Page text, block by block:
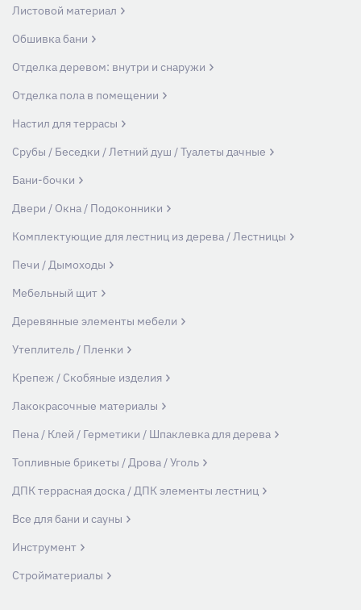
Листовой материал
Обшивка бани
Отделка деревом: внутри и снаружи
Отделка пола в помещении
Настил для террасы
Срубы / Беседки / Летний душ / Туалеты дачные
Бани-бочки
Двери / Окна / Подоконники
Комплектующие для лестниц из дерева / Лестницы
Печи / Дымоходы
Мебельный щит
Деревянные элементы мебели
Утеплитель / Пленки
Крепеж / Скобяные изделия
Лакокрасочные материалы
Пена / Клей / Герметики / Шпаклевка для дерева
Топливные брикеты / Дрова / Уголь
ДПК террасная доска / ДПК элементы лестниц
Все для бани и сауны
Инструмент
Стройматериалы